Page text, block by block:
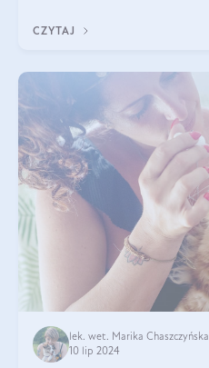
CZYTAJ
lek. wet. Marika Chaszczyńska
10 lip 2024